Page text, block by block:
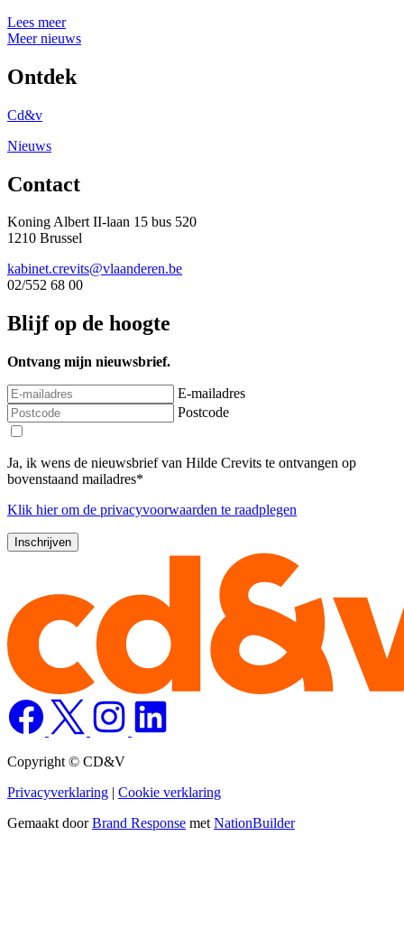
Lees meer
Meer nieuws
Ontdek
Cd&v
Nieuws
Contact
Koning Albert II-laan 15 bus 520
1210 Brussel
kabinet.crevits@vlaanderen.be
02/552 68 00
Blijf op de hoogte
Ontvang mijn nieuwsbrief.
E-mailadres
Postcode
Ja, ik wens de nieuwsbrief van Hilde Crevits te ontvangen op
bovenstaand mailadres*
Klik hierom de privacyvoorwaarden te raadplegen
Copyright © CD&V
Privacyverklaring | Cookie verklaring
Gemaakt doorBrand Response met NationBuilder